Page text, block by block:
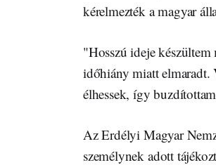
kérelmezték a magyar
"Hosszú ideje
időhiány miatt elmaradt.
élhessek, így
Az Erdélyi Magyar
személynek adott